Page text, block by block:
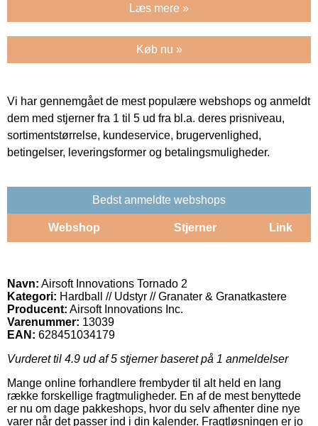
Læs mere »
Køb nu »
Vi har gennemgået de mest populære webshops og anmeldt
dem med stjerner fra 1 til 5 ud fra bl.a. deres prisniveau,
sortimentstørrelse, kundeservice, brugervenlighed,
betingelser, leveringsformer og betalingsmuligheder.
Bedst anmeldte webshops
Webshop Stjerner Link
Navn: Airsoft Innovations Tornado 2
Kategori: Hardball // Udstyr // Granater & Granatkastere
Producent: Airsoft Innovations Inc.
Varenummer: 13039
EAN: 628451034179
Vurderet til 4.9 ud af 5 stjerner baseret på 1 anmeldelser
Mange online forhandlere frembyder til alt held en lang
række forskellige fragtmuligheder. En af de mest benyttede
er nu om dage pakkeshops, hvor du selv afhenter dine nye
varer når det passer ind i din kalender. Fragtløsningen er jo